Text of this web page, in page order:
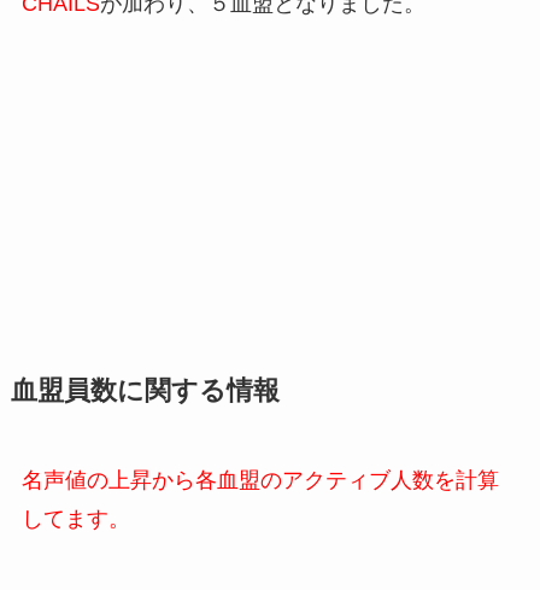
血盟員数に関する情報
名声値の上昇から各血盟のアクティブ人数を計算
してます。